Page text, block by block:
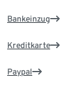
Bankeinzug
Kreditkarte
Paypal